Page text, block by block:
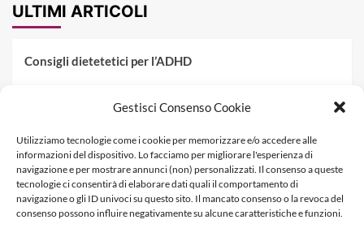
Gestisci Consenso Cookie
Utilizziamo tecnologie come i cookie per memorizzare e/o accedere alle
informazioni del dispositivo. Lo facciamo per migliorare l'esperienza di
navigazione e per mostrare annunci (non) personalizzati. Il consenso a queste
tecnologie ci consentirà di elaborare dati quali il comportamento di
navigazione o gli ID univoci su questo sito. Il mancato consenso o la revoca del
consenso possono influire negativamente su alcune caratteristiche e funzioni.
ULTIMI ARTICOLI
Consigli dietetetici per l’ADHD
Fenilchetonuria
Dieta militare: come funziona, opinioni e schema tipo per
dimagrire in 3 giorni